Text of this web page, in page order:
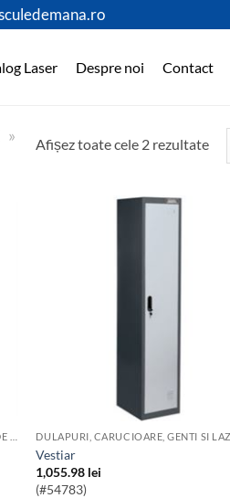
Laser Despre noi Contact
»
Afișez toate cele 2 rezultate
Vestiar
1,055.98 lei
(#54783)